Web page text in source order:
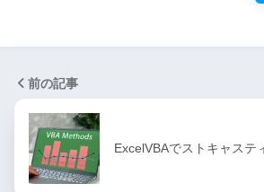
前の記事
ExcelVBAでストキャステ